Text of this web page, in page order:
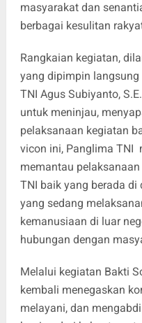
masyarakat dan
berbagai kesulitan
Rangkaian kegiatan,
yang dipimpin
TNI Agus Subiyanto,
untuk meninjau,
pelaksanaan kegiatan
vicon ini, Panglima TNI
memantau
TNI baik yang berada
yang sedang
kemanusiaan di luar
hubungan dengan
Melalui kegiatan Bakti
kembali menegaskan
melayani, dan